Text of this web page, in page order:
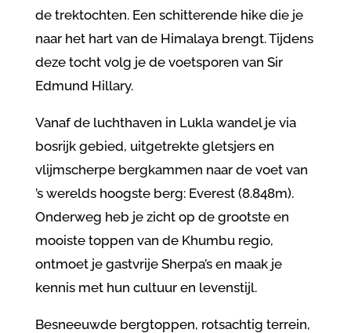
de trektochten. Een schitterende hike die je
naar het hart van de Himalaya brengt. Tijdens
deze tocht volg je de voetsporen van Sir
Edmund Hillary.
Vanaf de luchthaven in Lukla wandel je via
bosrijk gebied, uitgetrekte gletsjers en
vlijmscherpe bergkammen naar de voet van
’s werelds hoogste berg: Everest (8.848m).
Onderweg heb je zicht op de grootste en
mooiste toppen van de Khumbu regio,
ontmoet je gastvrije Sherpa’s en maak je
kennis met hun cultuur en levenstijl.
Besneeuwde bergtoppen, rotsachtig terrein,